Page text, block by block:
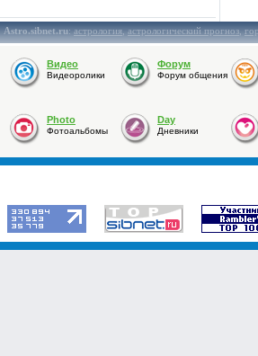
Astro.sibnet.ru:астрология,астрологический прогноз,
Видео
Видеоролики
Форум
Форум общения
Photo
Фотоальбомы
Day
Дневники